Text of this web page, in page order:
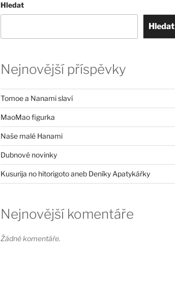
Hledat
Hledat
Nejnovější příspěvky
Tomoe a Nanami slaví
MaoMao figurka
Naše malé Hanami
Dubnové novinky
Kusurija no hitorigoto aneb Deníky Apatykářky
Nejnovější komentáře
Žádné komentáře.